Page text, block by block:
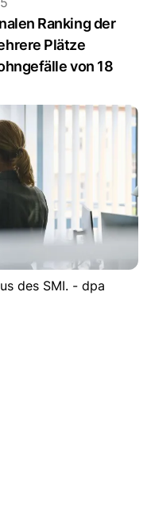
Ranking der
Plätze
von 18
des SMI. - dpa